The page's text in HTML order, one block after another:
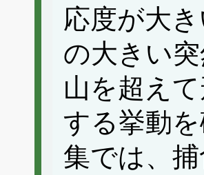
応度が大
の大きい
山を超え
する挙動
集では、